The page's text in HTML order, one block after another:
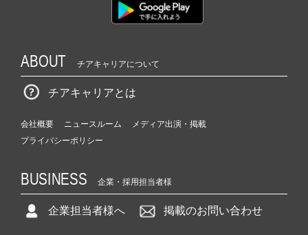
ABOUT チアキャリアについて
チアキャリアとは
会社概要 ニュースルーム
メディア出演・掲載
プライバシーポリシー
BUSINESS 企業・採用担当者様
企業担当者様へ 掲載のお問い合わせ